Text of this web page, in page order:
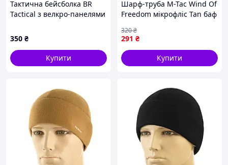
Тактична бейсболка BR
Tactical з велкро-панелями
350 ₴
Купити
Шарф-труба M-Tac Wind Of
Freedom мікрофліс Tan баф
універсальний L/XL [n-
4042]
291 ₴
320₴
Купити